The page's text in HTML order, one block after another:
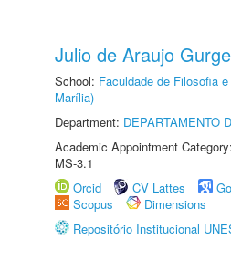
Julio de Araujo
School: Faculdade de Filosofia
Marília)
Department: DEPARTAMENTO
Academic Appointment
MS-3.1
Orcid
CV Lattes
Scopus
Dimensions
Repositório Institucional